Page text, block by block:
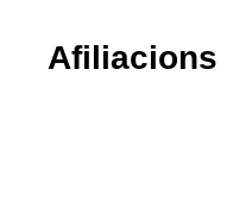
Afiliacions